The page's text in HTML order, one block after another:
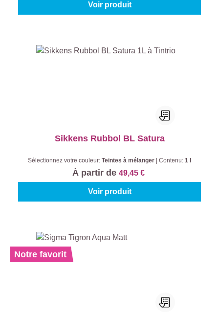
Voir produit
Sikkens Rubbol BL Satura
Sélectionnez votre couleur: Teintes à mélanger Contenu: 1 l
À partir de 49,45 €
Voir produit
Notre favorit